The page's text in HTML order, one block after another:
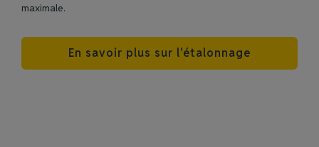
maximale.
En savoir plus sur l'étalonnage